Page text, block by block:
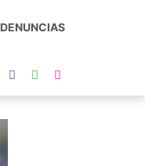
DENUNCIAS